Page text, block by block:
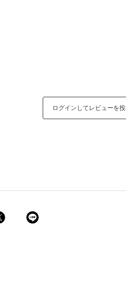
ログインしてレビューを